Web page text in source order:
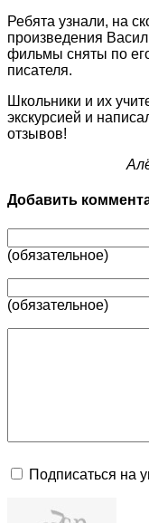
Ребята узнали, на
произведения
фильмы сняты по
писателя.
Школьники и их
экскурсией и
отзывов!
Добавить
(обязательное)
(обязательное)
Подписаться на